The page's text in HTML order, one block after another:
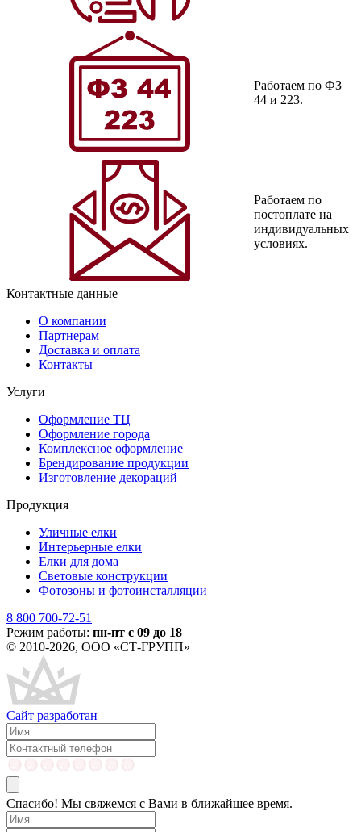
Работаем по ФЗ
44 и 223.
Работаем по
постоплате на
индивидуальных
условиях.
Контактные данные
О компании
Партнерам
Доставка и оплата
Контакты
Услуги
Оформление ТЦ
Оформление города
Комплексное оформление
Брендирование продукции
Изготовление декораций
Продукция
Уличные елки
Интерьерные елки
Елки для дома
Световые конструкции
Фотозоны и фотоинсталляции
8 800 700-72-51
Режим работы: пн-пт с 09 до 18
© 2010-2026, ООО «СТ-ГРУПП»
Сайт разработан
Спасибо! Мы свяжемся с Вами в ближайшее время.